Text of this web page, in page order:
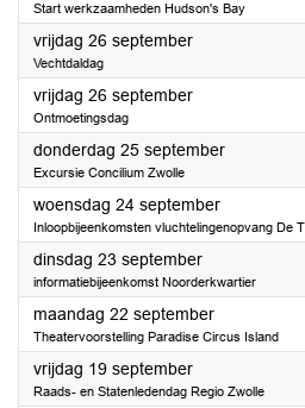
Start werkzaamheden Hudson's Bay
vrijdag 26 september2025
Vechtdaldag
vrijdag 26 september2025
Ontmoetingsdag
donderdag 25 september2025
Excursie Concilium Zwolle
woensdag 24 september2025
Inloopbijeenkomsten vluchtelingenopvang De
dinsdag 23 september2025
informatiebijeenkomst Noorderkwartier
maandag 22 september2025
Theatervoorstelling Paradise Circus Island
vrijdag 19 september2025
Raads- en Statenledendag Regio Zwolle